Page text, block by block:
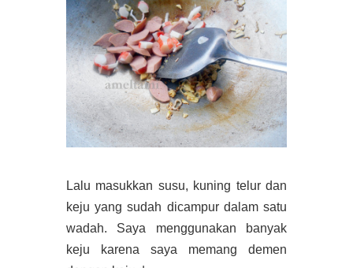
Lalu masukkan susu, kuning telur dan
keju yang sudah dicampur dalam satu
wadah. Saya menggunakan banyak
keju karena saya memang demen